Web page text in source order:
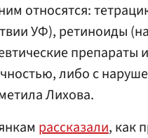
относятся:
УФ), ретиноиды
препараты
либо с
Лихова.
рассказали, как